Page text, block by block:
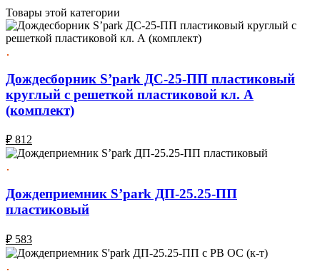
Товары этой категории
Дождесборник S’park ДС-25-ПП пластиковый
круглый с решеткой пластиковой кл. А
(комплект)
₽ 812
Дождеприемник S’park ДП-25.25-ПП
пластиковый
₽ 583